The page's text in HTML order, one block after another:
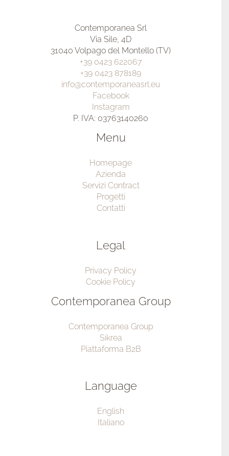
Contemporanea Srl
Via Sile, 4D
31040 Volpago del Montello (TV)
+39 0423 622067
+39 0423 878189
info@contemporaneasrl.eu
Facebook
Instagram
P. IVA: 03763140260
Menu
Homepage
Azienda
Servizi Contract
Progetti
Contatti
Legal
Privacy Policy
Cookie Policy
Contemporanea Group
Contemporanea Group
Sikrea
Piattaforma B2B
Language
English
Italiano